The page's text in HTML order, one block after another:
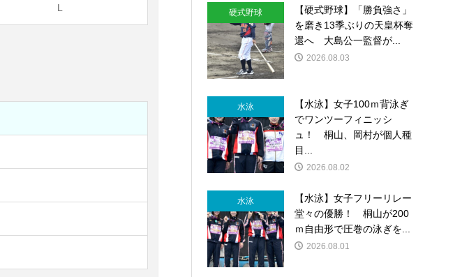
L 硬式野球
【硬式野球】「勝負強さ」
を磨き13季ぶりの天皇杯奪
還へ 大島公一監督が...
2026.08.03
水泳
【水泳】女子100ｍ背泳ぎ
でワンツーフィニッシ
ュ！ 桐山、岡村が個人種
目...
2026.08.02
水泳
【水泳】女子フリーリレー
堂々の優勝！ 桐山が200
ｍ自由形で圧巻の泳ぎを...
2026.08.01